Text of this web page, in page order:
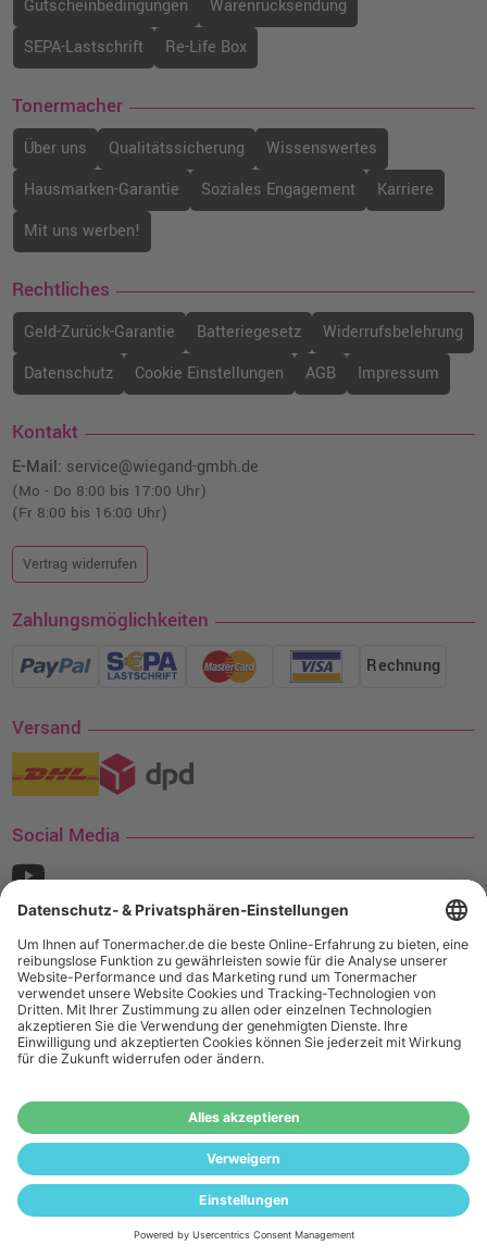
Gutscheinbedingungen
Warenrücksendung
SEPA-Lastschrift
Re-Life Box
Tonermacher
Über uns Qualitätssicherung
Wissenswertes
Hausmarken-Garantie
Soziales Engagement
Karriere
Mit uns werben!
Rechtliches
Geld-Zurück-Garantie Batteriegesetz
Widerrufsbelehrung
Datenschutz
Cookie Einstellungen AGB Impressum
Kontakt
E-Mail: service@wiegand-gmbh.de
(Mo - Do 8:00 bis 17:00 Uhr)
(Fr 8:00 bis 16:00 Uhr)
Vertrag widerrufen
Zahlungsmöglichkeiten
Rechnung
Versand
Social Media
von mindestens 35€ (inkl. Mwst.) an Ampertec Artikeln in Ihrem Warenkorb, ist der
Versand für Sie kostenfrei.
Das Angebot von tonermacher.de richtet sich
nicht an Wiederverkäufer. Wenn Sie Wiederverkäufer sind,
registrieren Sie sich bitte in unserem Händler-Portal
www.tonerhersteller.de